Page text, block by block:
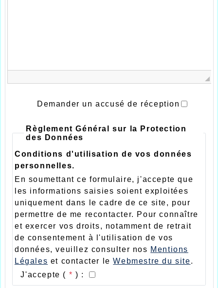
Demander un accusé de réception
Règlement Général sur la Protection
des Données
Conditions d'utilisation de vos données
personnelles.
En soumettant ce formulaire, j'accepte que
les informations saisies soient exploitées
uniquement dans le cadre de ce site, pour
permettre de me recontacter. Pour connaître
et exercer vos droits, notamment de retrait
de consentement à l'utilisation de vos
données, veuillez consulter nos Mentions
Légales et contacter leWebmestre du site.
J'accepte ( * ) :